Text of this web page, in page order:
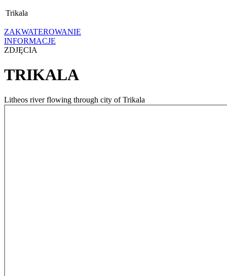
Trikala
ZAKWATEROWANIE
INFORMACJE
ZDJĘCIA
TRIKALA
Litheos river flowing through city of Trikala